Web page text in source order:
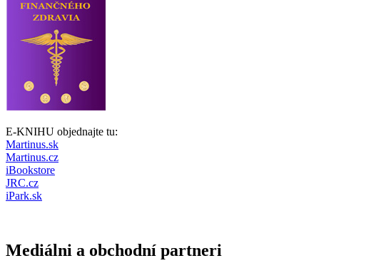
E-KNIHU objednajte tu:
Martinus.sk
Martinus.cz
iBookstore
JRC.cz
iPark.sk
Mediálni a obchodní partneri